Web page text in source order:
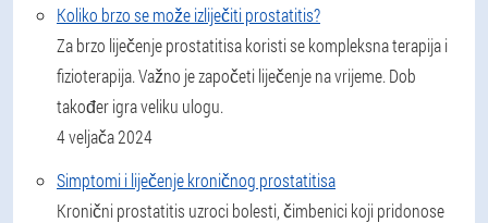
Koliko brzo se može izliječiti prostatitis?
Za brzo liječenje prostatitisa koristi se kompleksna terapija i
fizioterapija. Važno je započeti liječenje na vrijeme. Dob
također igra veliku ulogu.
4 veljača 2024
Simptomi i liječenje kroničnog prostatitisa
Kronični prostatitis uzroci bolesti, čimbenici koji pridonose